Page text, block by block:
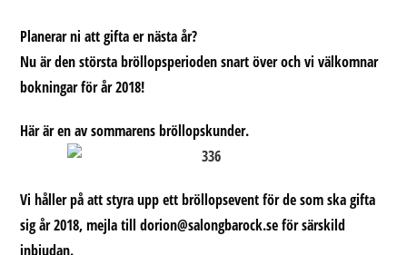
inlägget:
Planerar ni att gifta er nästa år?
Nu är den största bröllopsperioden snart över och vi välkomnar
bokningar för år 2018!
Här är en av sommarens bröllopskunder.
Vi håller på att styra upp ett bröllopsevent för de som ska gifta
sig år 2018, mejla till dorion@salongbarock.se för särskild
inbjudan.